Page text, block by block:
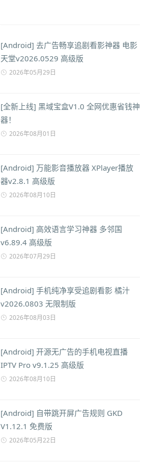
[Android] 去广告畅享追剧看影神器 电影
天堂v2026.0529 高级版
2026年05月29日
[全新上线] 黑域宝盒V1.0 全网优惠省钱神
器！
2026年08月01日
[Android] 万能影音播放器 XPlayer播放
器v2.8.1 高级版
2026年08月10日
[Android] 高效语言学习神器 多邻国
v6.89.4 高级版
2026年07月29日
[Android] 手机纯净享受追剧看影 橘汁
v2026.0803 无限制版
2026年08月03日
[Android] 开源无广告的手机电视直播
IPTV Pro v9.1.25 高级版
2026年08月10日
[Android] 自带跳开屏广告规则 GKD
V1.12.1 免费版
2026年05月22日